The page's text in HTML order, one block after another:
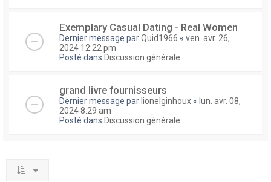
Exemplary Сasual Dating - Real Women
Dernier message parQuid1966 « ven. avr. 26,
2024 12:22 pm
Posté dans Discussion générale
grand livre fournisseurs
Dernier message par lionelginhoux « lun. avr. 08,
2024 8:29 am
Posté dans Discussion générale